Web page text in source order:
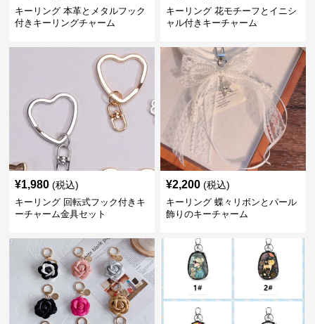
キーリング 本革とメタルフック
付きキーリングチャーム
キーリング 花モチーフとイニシ
ャル付きキーチャーム
¥1,980 (税込)
キーリング 回転式フック付きキ
ーチャーム金具セット
¥2,200 (税込)
キーリング 蝶々リボンとパール
飾りのキーチャーム